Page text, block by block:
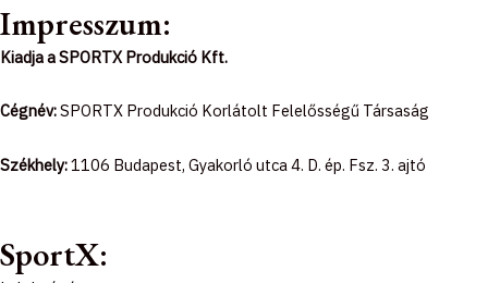
c
e
b
o
s
t
a
r
k
t
o
Impresszum:
Kiadja a SPORTX Produkció Kft.
Cégnév:SPORTX Produkció Korlátolt Felelősségű Társaság
Székhely:1106 Budapest, Gyakorló utca 4. D. ép. Fsz. 3. ajtó
SportX: